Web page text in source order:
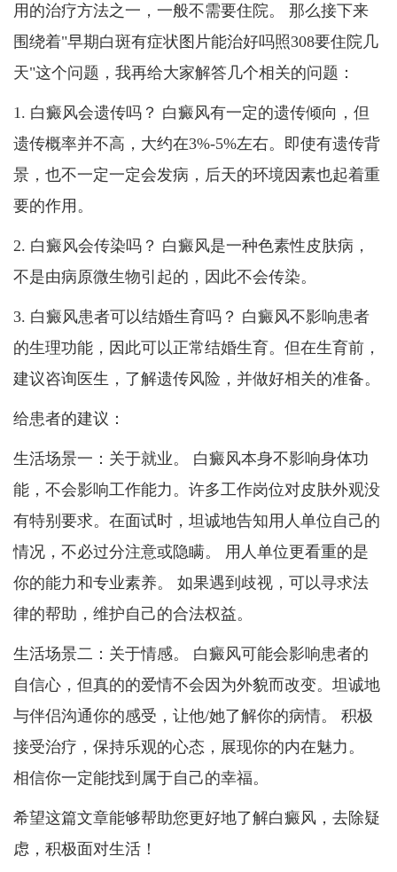
用的治疗方法之一，一般不需要住院。 那么接下来
围绕着"早期白斑有症状图片能治好吗照308要住院几
天"这个问题，我再给大家解答几个相关的问题：
1. 白癜风会遗传吗？ 白癜风有一定的遗传倾向，但
遗传概率并不高，大约在3%-5%左右。即使有遗传背
景，也不一定一定会发病，后天的环境因素也起着重
要的作用。
2. 白癜风会传染吗？ 白癜风是一种色素性皮肤病，
不是由病原微生物引起的，因此不会传染。
3. 白癜风患者可以结婚生育吗？ 白癜风不影响患者
的生理功能，因此可以正常结婚生育。但在生育前，
建议咨询医生，了解遗传风险，并做好相关的准备。
给患者的建议：
生活场景一：关于就业。 白癜风本身不影响身体功
能，不会影响工作能力。许多工作岗位对皮肤外观没
有特别要求。在面试时，坦诚地告知用人单位自己的
情况，不必过分注意或隐瞒。 用人单位更看重的是
你的能力和专业素养。 如果遇到歧视，可以寻求法
律的帮助，维护自己的合法权益。
生活场景二：关于情感。 白癜风可能会影响患者的
自信心，但真的的爱情不会因为外貌而改变。坦诚地
与伴侣沟通你的感受，让他/她了解你的病情。 积极
接受治疗，保持乐观的心态，展现你的内在魅力。
相信你一定能找到属于自己的幸福。
希望这篇文章能够帮助您更好地了解白癜风，去除疑
虑，积极面对生活！